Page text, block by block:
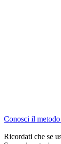
Conosci il
Ricordati che se